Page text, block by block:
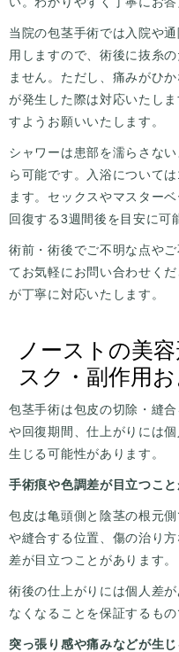
当院の包茎手術では入院や
用しますので、術後に抜糸
ません。ただし、痛みがひ
が発生した際は対応いたし
すようお願いいたします。
シャワーは患部を濡らさな
ら可能です。入浴について
ます。セックスやマスター
回復する3週間後を目安に可
術前・術後でご不明な点や
てお気軽にお問い合わせく
が丁寧に対応いたします。
ノーストの美
スク・副作用
包茎手術は包皮の切除・縫
や回復期間、仕上がりには
生じる可能性があります。
手術痕や色調差が目立つこ
包皮は亀頭側と陰茎の根元
や縫合する位置、傷の治り
差が目立つことがあります。
術後の仕上がりには個人差
なくなることを保証するもの
突っ張り感や痛みなどが生